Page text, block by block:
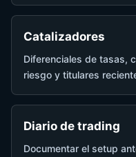
Catalizadores
Diferenciales de tasas,
riesgo y titulares
Diario de trading
Documentar el setup